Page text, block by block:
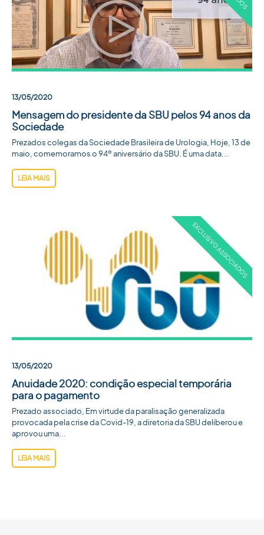
13/05/2020
Mensagem do presidente da SBU pelos 94 anos da
Sociedade
Prezados colegas da Sociedade Brasileira de Urologia, Hoje, 13 de
maio, comemoramos o 94º aniversário da SBU. É uma data...
LEIA MAIS
13/05/2020
Anuidade 2020: condição especial temporária
para o pagamento
Prezado associado, Em virtude da paralisação generalizada
provocada pela crise da Covid-19, a diretoria da SBU deliberou e
aprovou uma...
LEIA MAIS